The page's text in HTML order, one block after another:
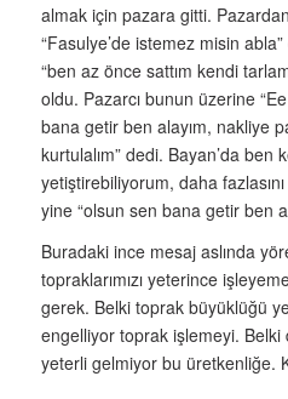
almak için pazara gitti. Pazardan
“Fasulye’de istemez misin
“ben az önce sattım kendi
oldu. Pazarcı bunun üzerine
bana getir ben alayım, nakliye
kurtulalım” dedi. Bayan’da ben
yetiştirebiliyorum, daha
yine “olsun sen bana getir ben
Buradaki ince mesaj aslında
topraklarımızı yeterince
gerek. Belki toprak büyüklüğü
engelliyor toprak işlemeyi.
yeterli gelmiyor bu üretkenliğe.